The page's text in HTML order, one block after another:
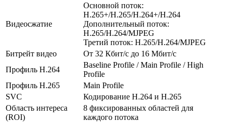
Видеосжатие
Основной поток:
H.265+/H.265/H.264+/H.264
Дополнительный поток:
H.265/H.264/MJPEG
Третий поток: H.265/H.264/MJPEG
Битрейт видео
От 32 Кбит/с до 16 Мбит/с
Профиль H.264
Baseline Profile / Main Profile / High
Profile
Профиль H.265
Main Profile
SVC
Кодирование H.264 и H.265
Область интереса
(ROI)
8 фиксированных областей для
каждого потока